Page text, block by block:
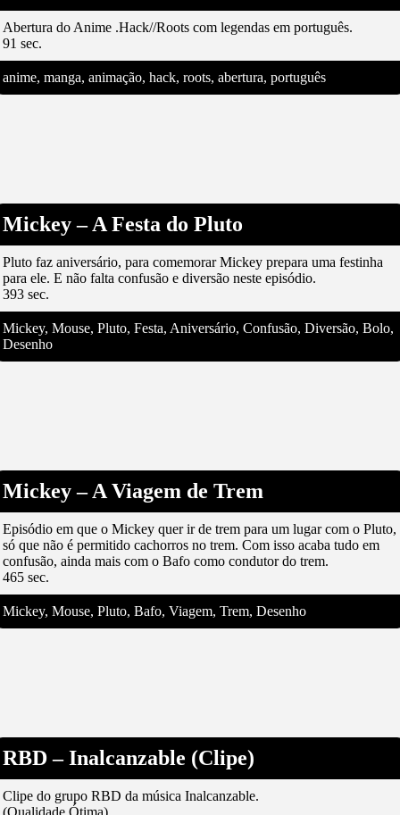
Abertura do Anime .Hack//Roots com legendas em português.
91 sec.
anime, manga, animação, hack, roots, abertura, português
Mickey – A Festa do Pluto
Pluto faz aniversário, para comemorar Mickey prepara uma festinha
para ele. E não falta confusão e diversão neste episódio.
393 sec.
Mickey, Mouse, Pluto, Festa, Aniversário, Confusão, Diversão, Bolo,
Desenho
Mickey – A Viagem de Trem
Episódio em que o Mickey quer ir de trem para um lugar com o Pluto,
só que não é permitido cachorros no trem. Com isso acaba tudo em
confusão, ainda mais com o Bafo como condutor do trem.
465 sec.
Mickey, Mouse, Pluto, Bafo, Viagem, Trem, Desenho
RBD – Inalcanzable (Clipe)
Clipe do grupo RBD da música Inalcanzable.
(Qualidade Ótima)